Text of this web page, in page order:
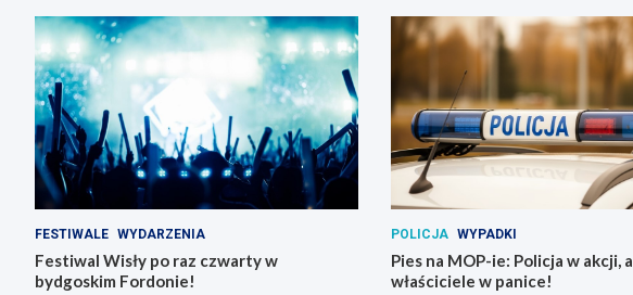
FESTIWALE WYDARZENIA
Festiwal Wisły po raz czwarty w
bydgoskim Fordonie!
POLICJA WYPADKI
Pies na MOP-ie: Policja w akcji, a
właściciele w panice!